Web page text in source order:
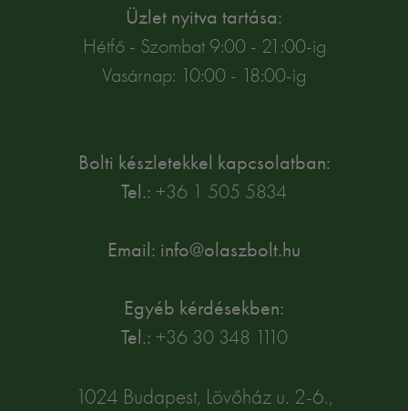
Üzlet nyitva tartása:
Hétfő - Szombat 9:00 - 21:00-ig
Vasárnap: 10:00 - 18:00-ig
Bolti készletekkel kapcsolatban:
Tel.: +36 1 505 5834
Email: info@olaszbolt.hu
Egyéb kérdésekben:
Tel.: +36 30 348 1110
1024 Budapest, Lövőház u. 2-6.,